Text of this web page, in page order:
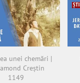
unei chemări |
Creștin
1149